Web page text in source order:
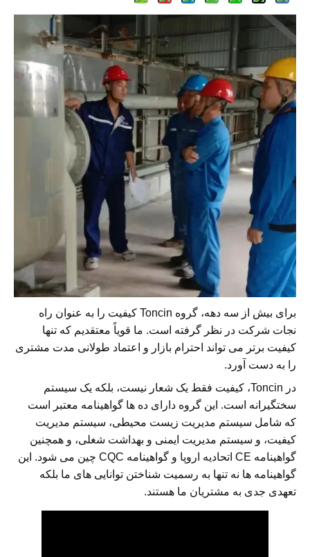
برای بیش از سه دهه، گروه Toncin کیفیت را به عنوان راه
نجات شرکت در نظر گرفته است. ما قویاً معتقدیم که تنها
کیفیت برتر می تواند احترام بازار و اعتماد طولانی مدت مشتری
را به دست آورد.
در Toncin، کیفیت فقط یک شعار نیست، بلکه یک سیستم
سختگیرانه است. این گروه دارای ده ها گواهینامه معتبر است
که شامل سیستم مدیریت زیست محیطی، سیستم مدیریت
کیفیت، و سیستم مدیریت ایمنی و بهداشت شغلی، و همچنین
گواهینامه CE اتحادیه اروپا و گواهینامه CQC چین می شود. این
گواهینامه ها نه تنها به رسمیت شناختن توانایی های ما بلکه
تعهدی جدی به مشتریان ما هستند.